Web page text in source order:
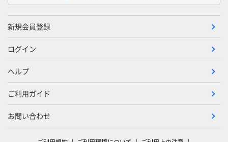
新規会員登録
ログイン
ヘルプ
ご利用ガイド
お問い合わせ